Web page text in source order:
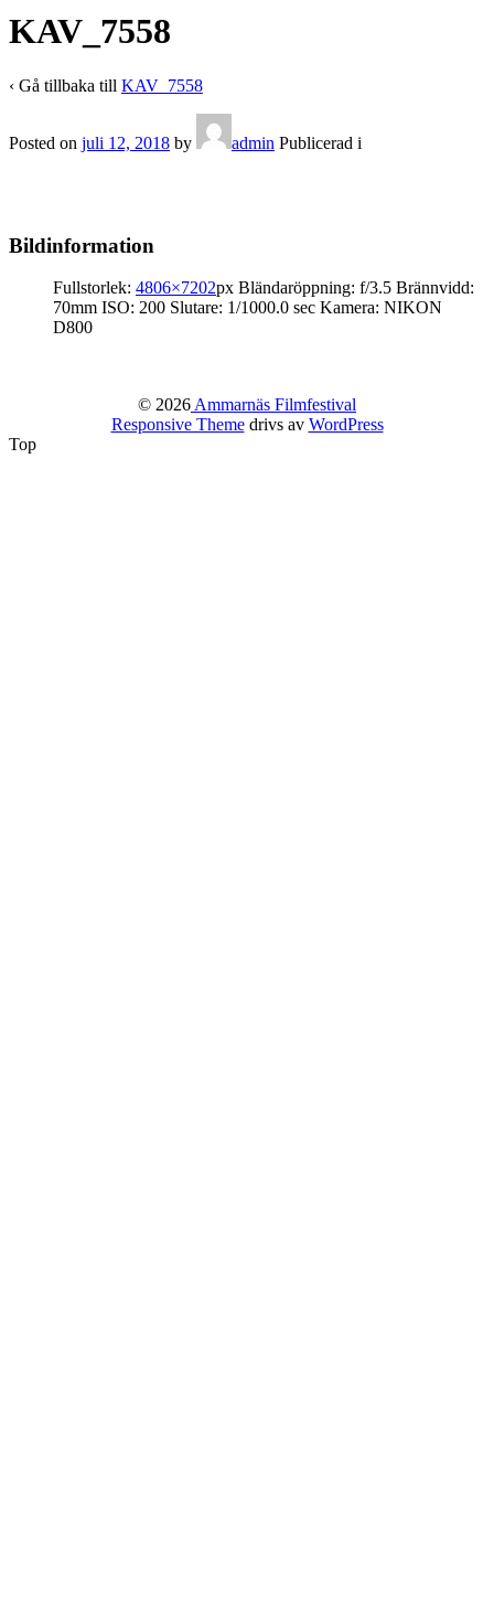
KAV_7558
‹ Gå tillbaka till KAV_7558
Posted on juli 12, 2018 by admin Publicerad i
Bildinformation
Fullstorlek: 4806×7202px Bländaröppning: f/3.5 Brännvidd:
70mm ISO: 200 Slutare: 1/1000.0 sec Kamera: NIKON
D800
© 2026 Ammarnäs Filmfestival
Responsive Themedrivs av WordPress
Top